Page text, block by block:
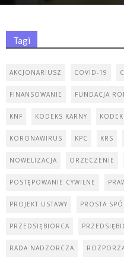
Tagi
AKCJONARIUSZ COVID-19
FINANSOWANIE FUNDACJA
KNF KODEKS KARNY
KORONAWIRUS KPC KRS
NOWELIZACJA ORZECZENIE
POSTĘPOWANIE CYWILNE
PROJEKT USTAWY PROSTA
PRZEDSIĘBIORCA
RADA NADZORCZA